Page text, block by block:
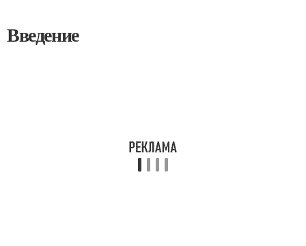
Введение